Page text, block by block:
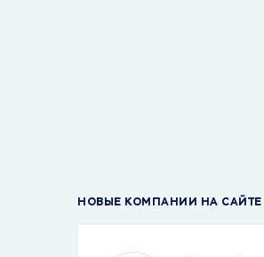
НОВЫЕ КОМПАНИИ НА САЙТЕ